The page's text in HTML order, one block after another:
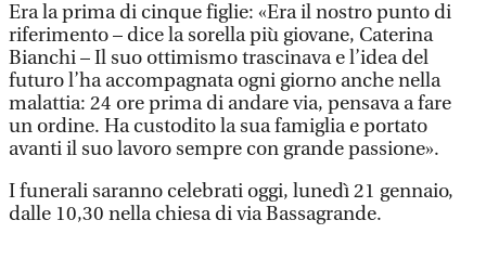
Era la prima di cinque figlie: «Era il nostro punto di
riferimento – dice la sorella più giovane, Caterina
Bianchi – Il suo ottimismo trascinava e l’idea del
futuro l’ha accompagnata ogni giorno anche nella
malattia: 24 ore prima di andare via, pensava a fare
un ordine. Ha custodito la sua famiglia e portato
avanti il suo lavoro sempre con grande passione».
I funerali saranno celebrati oggi, lunedì 21 gennaio,
dalle 10,30 nella chiesa di via Bassagrande.